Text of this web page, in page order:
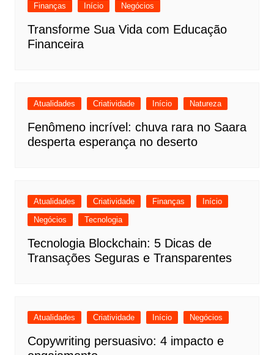
Finanças
Início Negócios
Transforme Sua Vida com Educação
Financeira
Atualidades Criatividade Início Natureza
Fenômeno incrível: chuva rara no Saara
desperta esperança no deserto
Atualidades Criatividade Finanças
Início
Negócios
Tecnologia
Tecnologia Blockchain: 5 Dicas de
Transações Seguras e Transparentes
Atualidades Criatividade Início Negócios
Copywriting persuasivo: 4 impacto e